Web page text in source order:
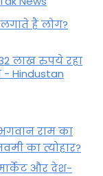
हैं लोग?
लाख रुपये रहा
Hindustan
राम का
का त्योहार?
और देश-